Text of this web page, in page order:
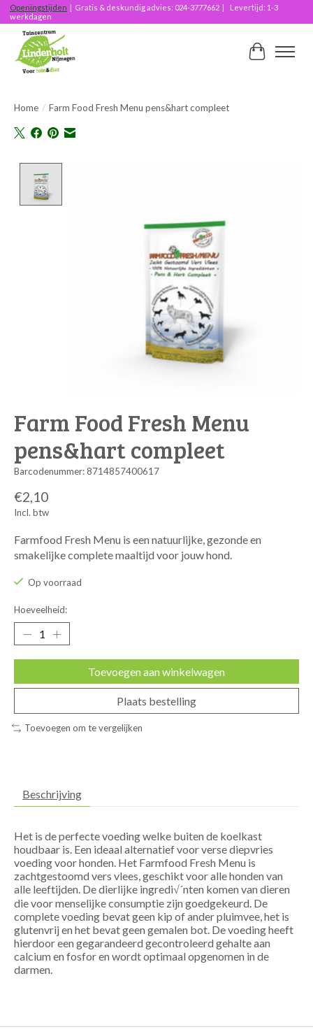
Openingstijden | Gratis & deskundig advies: 024-3777662 | Levertijd: 1-3
werkdagen
Home / Farm Food Fresh Menu pens&hart compleet
Farm Food Fresh Menu
pens&hart compleet
Barcodenummer: 8714857400617
€2,10
Incl. btw
Farmfood Fresh Menu is een natuurlijke, gezonde en
smakelijke complete maaltijd voor jouw hond.
Op voorraad
Hoeveelheid:
Toevoegen aan winkelwagen
Plaats bestelling
Toevoegen om te vergelijken
Beschrijving
Het is de perfecte voeding welke buiten de koelkast
houdbaar is. Een ideaal alternatief voor verse diepvries
voeding voor honden. Het Farmfood Fresh Menu is
zachtgestoomd vers vlees, geschikt voor alle honden van
alle leeftijden. De dierlijke ingredi√´nten komen van dieren
die voor menselijke consumptie zijn goedgekeurd. De
complete voeding bevat geen kip of ander pluimvee, het is
glutenvrij en het bevat geen gemalen bot. De voeding heeft
hierdoor een gegarandeerd gecontroleerd gehalte aan
calcium en fosfor en wordt optimaal opgenomen in de
darmen.